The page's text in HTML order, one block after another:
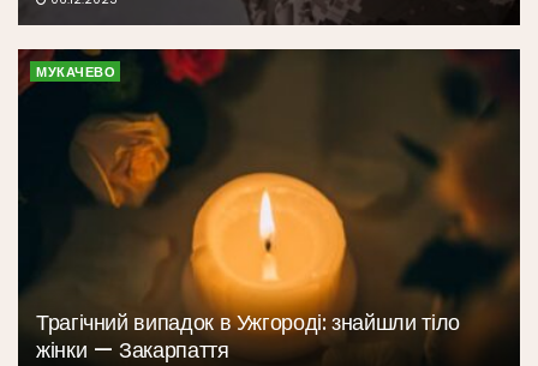
МУКАЧЕВО
Трагічний випадок в Ужгороді: знайшли тіло
жінки — Закарпаття